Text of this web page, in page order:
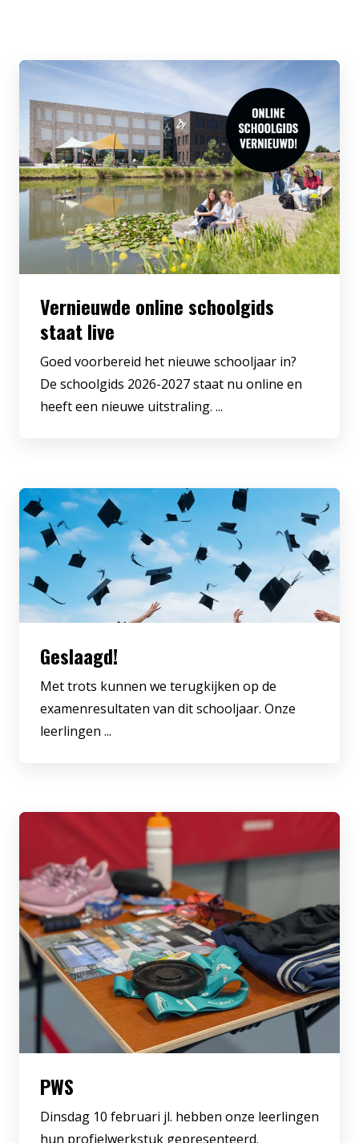
Vernieuwde online schoolgids
staat live
Goed voorbereid het nieuwe schooljaar in?
De schoolgids 2026-2027 staat nu online en
heeft een nieuwe uitstraling. ...
Geslaagd!
Met trots kunnen we terugkijken op de
examenresultaten van dit schooljaar. Onze
leerlingen ...
PWS
Dinsdag 10 februari jl. hebben onze leerlingen
hun profielwerkstuk gepresenteerd.